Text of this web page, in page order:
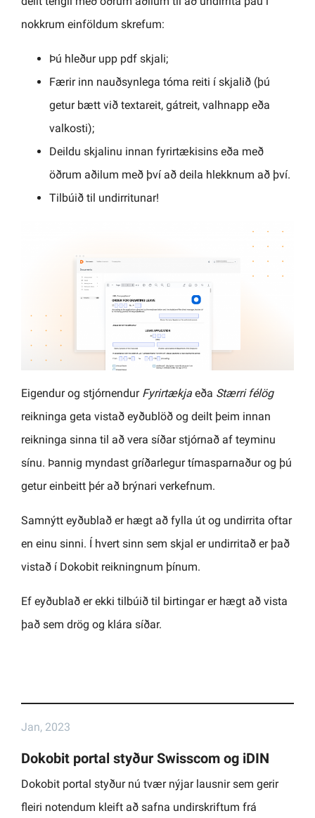
nokkrum einföldum skrefum:
Þú hleður upp pdf skjali;
Færir inn nauðsynlega tóma reiti í skjalið (þú
getur bætt við textareit, gátreit, valhnapp eða
valkosti);
Deildu skjalinu innan fyrirtækisins eða með
öðrum aðilum með því að deila hlekknum að því.
Tilbúið til undirritunar!
Eigendur og stjórnendurFyrirtækja eða Stærri félög
reikninga geta vistað eyðublöð og deilt þeim innan
reikninga sinna til að vera síðar stjórnað af teyminu
sínu. Þannig myndast gríðarlegur tímasparnaður og þú
getur einbeitt þér að brýnari verkefnum.
Samnýtt eyðublað er hægt að fylla út og undirrita oftar
en einu sinni. Í hvert sinn sem skjal er undirritað er það
vistað í Dokobit reikningnum þínum.
Ef eyðublað er ekki tilbúið til birtingar er hægt að vista
það sem drög og klára síðar.
Jan, 2023
Dokobit portal styður Swisscom og iDIN
Dokobit portal styður nú tvær nýjar lausnir sem gerir
fleiri notendum kleift að safna undirskriftum frá